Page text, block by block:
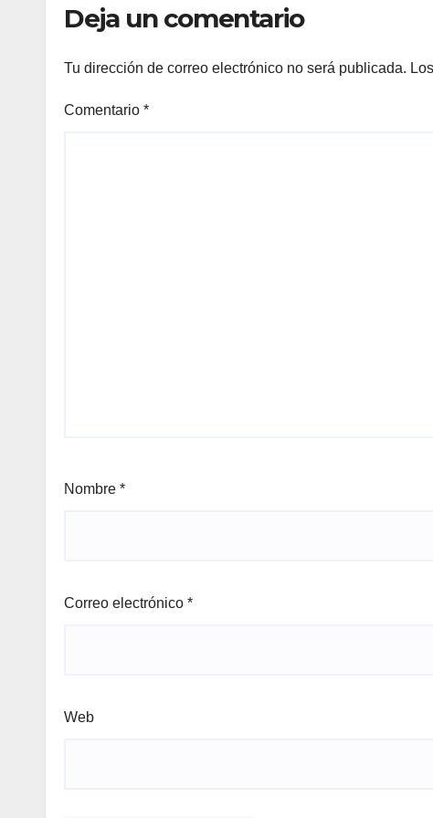
Deja un comentario
Tu dirección de correo electrónico no será publicada.
Comentario *
Nombre *
Correo electrónico *
Web